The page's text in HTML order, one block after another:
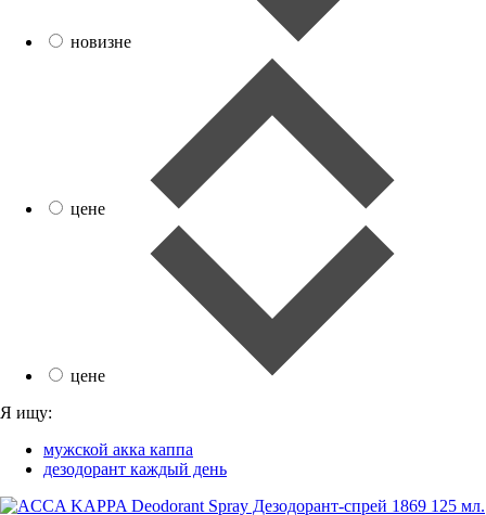
новизне
цене
цене
Я ищу:
мужской акка каппа
дезодорант каждый день